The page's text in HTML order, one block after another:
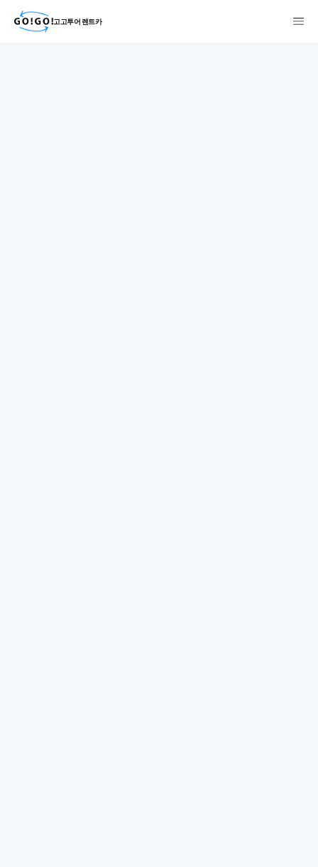
고고투어 렌트카